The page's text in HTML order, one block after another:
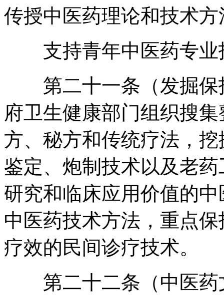
传授中医药理论和技术
支持青年中医药专业
第二十一条（发掘保
府卫生健康部门组织搜
方、秘方和传统疗法 ， 挖
鉴定、炮制技术以及老药
研究和临床应用价值的
中医药技术方法 ， 重点
疗效的民间诊疗技术。
第二十二条（中医药